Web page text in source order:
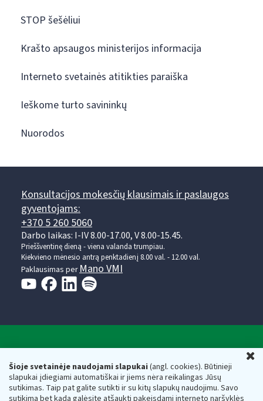
Šioje svetainėje naudojami slapukai(angl. cookies). Būtinieji
slapukai įdiegiami automatiškai ir jiems nėra reikalingas Jūsų
sutikimas. Taip pat galite sutikti ir su kitų slapukų naudojimu. Savo
sutikimą bet kada galėsite atšaukti pakeisdami interneto naršyklės
STOP šešėliui
Krašto apsaugos ministerijos informacija
Interneto svetainės atitikties paraiška
Ieškome turto savininkų
Nuorodos
Konsultacijos mokesčių klausimais ir paslaugos
gyventojams:
+370 5 260 5060
Darbo laikas: I-IV 8.00-17.00, V 8.00-15.45.
Prieššventinę dieną - viena valanda trumpiau.
Kiekvieno mėnesio antrą penktadienį 8.00 val. - 12.00 val.
Paklausimas per Mano VMI
Respublikos finansų ministerijos
Biudžetinė įstaiga. Juridinio asmens kodas — 188659752,
adresas: Vasario 16-osios g. 14, 01107 Vilnius, Lietuva, el.paštas: